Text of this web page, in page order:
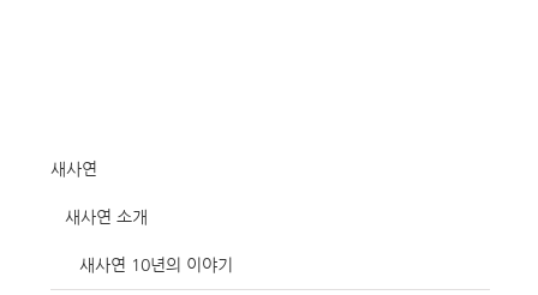
새사연
새사연 소개
새사연 10년의 이야기